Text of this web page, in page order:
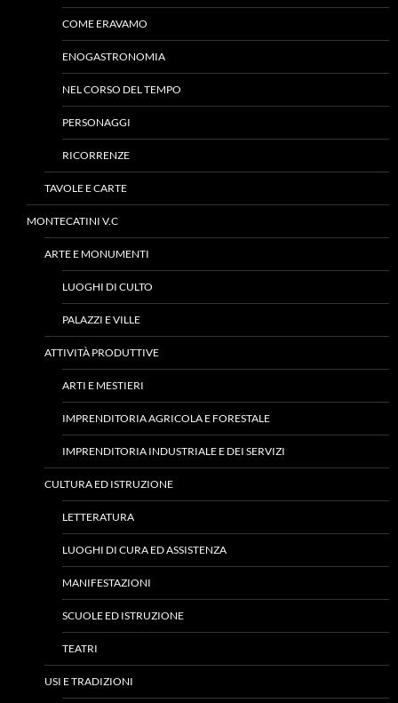
COME ERAVAMO
ENOGASTRONOMIA
NEL CORSO DEL TEMPO
PERSONAGGI
RICORRENZE
TAVOLE E CARTE
MONTECATINI V.C
ARTE E MONUMENTI
LUOGHI DI CULTO
PALAZZI E VILLE
ATTIVITÀ PRODUTTIVE
ARTI E MESTIERI
IMPRENDITORIA AGRICOLA E FORESTALE
IMPRENDITORIA INDUSTRIALE E DEI SERVIZI
CULTURA ED ISTRUZIONE
LETTERATURA
LUOGHI DI CURA ED ASSISTENZA
MANIFESTAZIONI
SCUOLE ED ISTRUZIONE
TEATRI
USI E TRADIZIONI